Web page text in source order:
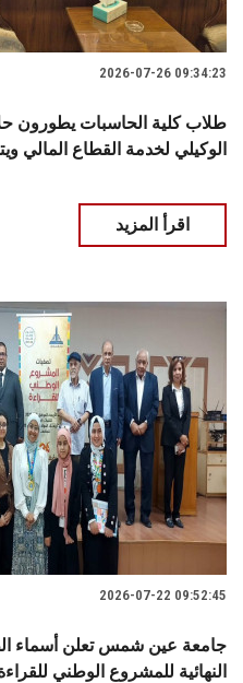
2026-07-26 09:34:23
طلاب كلية الحاسبات يطورون
الوكيلي لخدمة القطاع المالي
اقرأ المزيد
2026-07-22 09:52:45
جامعة عين شمس تعلن أسماء
النهائية للمشروع الوطني